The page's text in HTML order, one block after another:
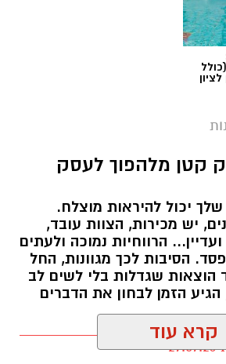
מדיה
ומה תפקידו?
בעל מקצוע המחזיק ברישיון
המקרקעין שבמשרד
בהצלחה במסלול הכשרה
קטן מלהפוך לעסק
יכול להיראות מוצלח.
יש מכירות, הצוות עובד,
הרווחיות נמוכה ולעתים
הסיבות לכך מגוונות, החל
הוצאות שגדלות בלי לשים לב
הזמן לבחון את הדברים
קרא עוד